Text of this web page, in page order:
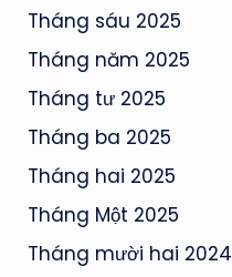
Tháng sáu 2025
Tháng năm 2025
Tháng tư 2025
Tháng ba 2025
Tháng hai 2025
Tháng Một 2025
Tháng mười hai 2024